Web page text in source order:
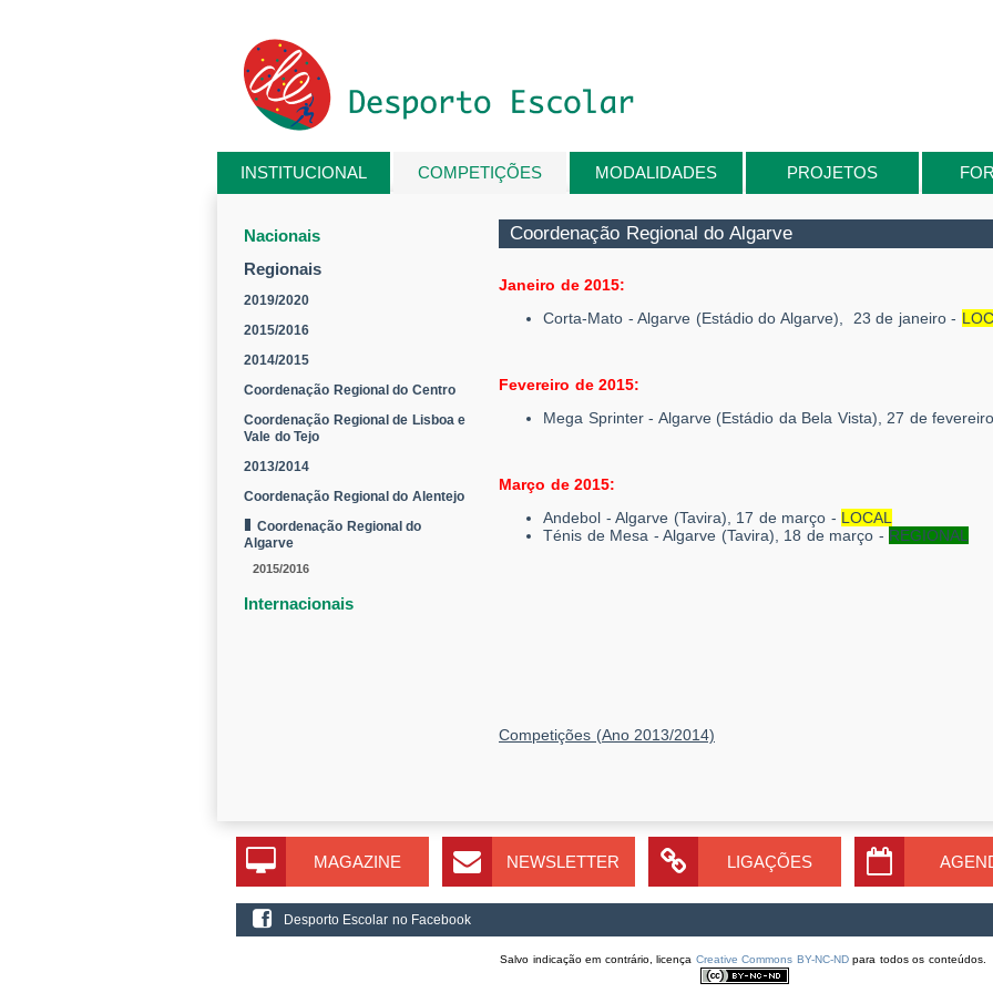
INSTITUCIONAL COMPETIÇÕES MODALIDADES PROJETOS
Está aqui
Nacionais
Regionais
2019/2020
2015/2016
2014/2015
Coordenação Regional do Centro
Coordenação Regional de Lisboa e
Vale do Tejo
2013/2014
Coordenação Regional do Alentejo
Coordenação Regional do
Algarve
2015/2016
Internacionais
Coordenação Regional do Algarve
Janeiro de 2015:
Corta-Mato - Algarve (Estádio do Algarve), 23 de janeiro -
Fevereiro de 2015:
Mega Sprinter - Algarve (Estádio da Bela Vista), 27 de
Março de 2015:
Andebol - Algarve (Tavira), 17 de março - LOCAL
Ténis de Mesa - Algarve (Tavira), 18 de março - REGIONAL
Competições (Ano 2013/2014)
MAGAZINE NEWSLETTER LIGAÇÕES
Desporto Escolar no Facebook
Salvo indicação em contrário, licença Creative Commons BY-NC-NDpara todos os conteúdos.